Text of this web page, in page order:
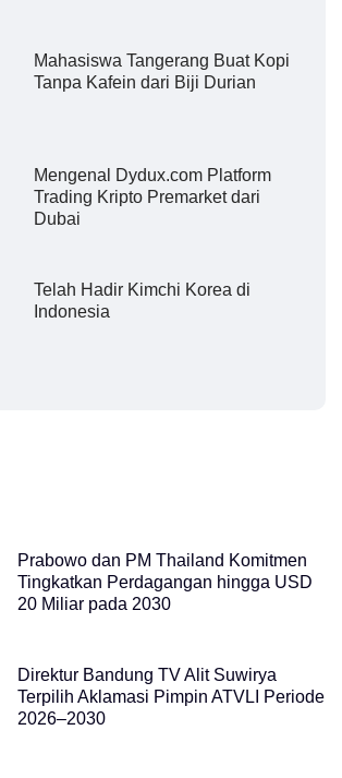
Mahasiswa Tangerang Buat Kopi
Tanpa Kafein dari Biji Durian
Mengenal Dydux.com Platform
Trading Kripto Premarket dari
Dubai
Telah Hadir Kimchi Korea di
Indonesia
Prabowo dan PM Thailand Komitmen
Tingkatkan Perdagangan hingga USD
20 Miliar pada 2030
Direktur Bandung TV Alit Suwirya
Terpilih Aklamasi Pimpin ATVLI Periode
2026–2030